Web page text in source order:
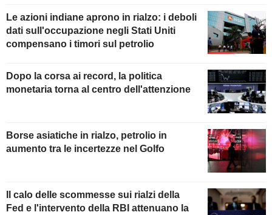
Le azioni indiane aprono in rialzo: i deboli
dati sull'occupazione negli Stati Uniti
compensano i timori sul petrolio
Dopo la corsa ai record, la politica
monetaria torna al centro dell'attenzione
Borse asiatiche in rialzo, petrolio in
aumento tra le incertezze nel Golfo
Il calo delle scommesse sui rialzi della
Fed e l'intervento della RBI attenuano la